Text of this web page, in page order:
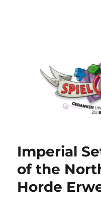
Imperial
of the
Horde